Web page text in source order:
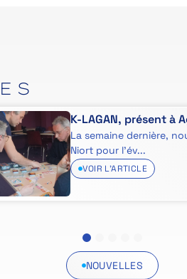
K-LAGAN, présent à
La semaine dernière,
Niort pour l’év...
VOIR L'ARTICLE
4
NOUVELLES